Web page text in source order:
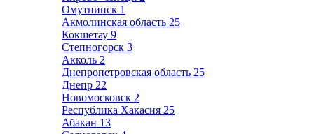
Омутнинск 1
Акмолинская область 25
Кокшетау 9
Степногорск 3
Акколь 2
Днепропетровская область 25
Днепр 22
Новомосковск 2
Республика Хакасия 25
Абакан 13